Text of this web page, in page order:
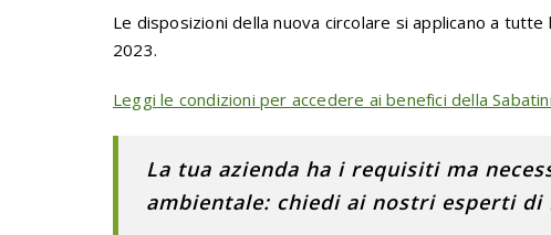
Le disposizioni della nuova circolare si applicano a
2023.
Leggi le condizioni per accedere ai benefici della
La tua azienda ha i requisiti ma
ambientale: chiedi ai nostri esperti di